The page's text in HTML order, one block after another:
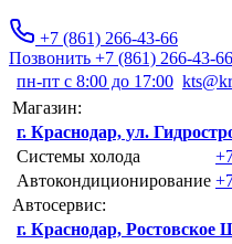
+7 (861) 266-43-66
Позвонить +7 (861) 266-43-66
пн-пт с 8:00 до 17:00
Магазин:
г. Краснодар, ул.
Системы холода
Автокондиционирование
Автосервис:
г. Краснодар, Ростовское